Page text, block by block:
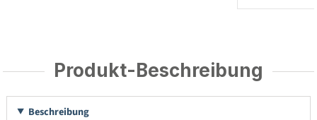
Produkt-Beschreibung
Beschreibung